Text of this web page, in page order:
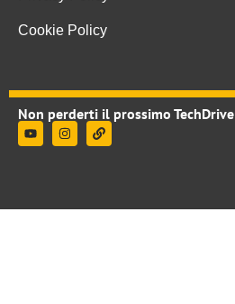
Cookie Policy
Non perderti il prossimo TechDrive